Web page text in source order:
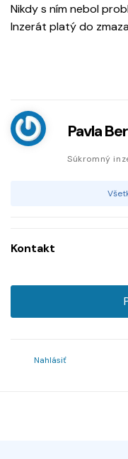
Nikdy s ním nebol
Inzerát platý do
Pavla
Súkromný
Kontakt
Nahlásiť